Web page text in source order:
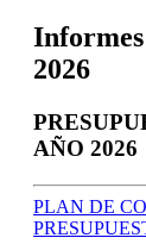
2026
AÑO 2026
PLAN DE